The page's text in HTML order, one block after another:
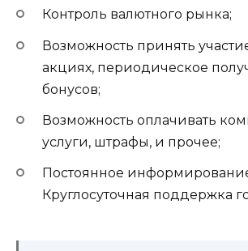
Контроль валютного рынка;
Возможность принять
акциях, периодическое
бонусов;
Возможность оплачивать
услуги, штрафы, и прочее;
Постоянное
Круглосуточная поддержка